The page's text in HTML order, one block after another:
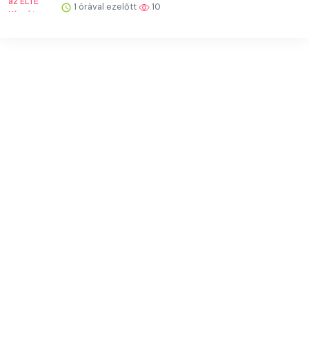
1 órával ezelőtt 10